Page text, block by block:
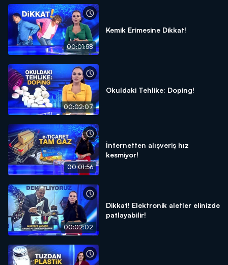
00:01:58
Kemik Erimesine Dikkat!
00:02:07
Okuldaki Tehlike: Doping!
00:01:56
İnternetten alışveriş hız
kesmiyor!
00:02:02
Dikkat! Elektronik aletler elinizde
patlayabilir!